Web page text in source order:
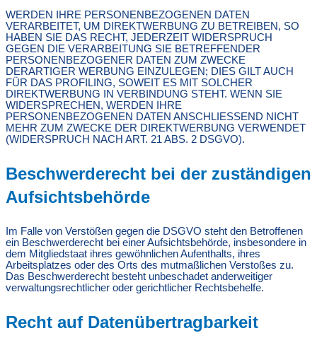
WERDEN IHRE PERSONENBEZOGENEN DATEN
VERARBEITET, UM DIREKTWERBUNG ZU BETREIBEN, SO
HABEN SIE DAS RECHT, JEDERZEIT WIDERSPRUCH
GEGEN DIE VERARBEITUNG SIE BETREFFENDER
PERSONENBEZOGENER DATEN ZUM ZWECKE
DERARTIGER WERBUNG EINZULEGEN; DIES GILT AUCH
FÜR DAS PROFILING, SOWEIT ES MIT SOLCHER
DIREKTWERBUNG IN VERBINDUNG STEHT. WENN SIE
WIDERSPRECHEN, WERDEN IHRE
PERSONENBEZOGENEN DATEN ANSCHLIESSEND NICHT
MEHR ZUM ZWECKE DER DIREKTWERBUNG VERWENDET
(WIDERSPRUCH NACH ART. 21 ABS. 2 DSGVO).
Beschwerde­recht bei der zuständigen
Aufsichts­behörde
Im Falle von Verstößen gegen die DSGVO steht den Betroffenen
ein Beschwerderecht bei einer Aufsichtsbehörde, insbesondere in
dem Mitgliedstaat ihres gewöhnlichen Aufenthalts, ihres
Arbeitsplatzes oder des Orts des mutmaßlichen Verstoßes zu.
Das Beschwerderecht besteht unbeschadet anderweitiger
verwaltungsrechtlicher oder gerichtlicher Rechtsbehelfe.
Recht auf Daten­übertrag­barkeit